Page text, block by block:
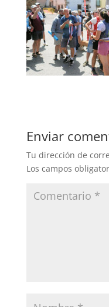
Enviar
Tu dirección de
Los campos